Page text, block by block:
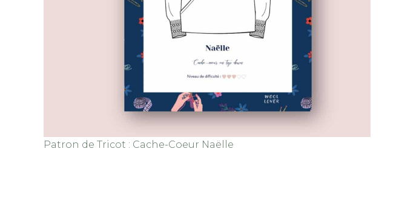
Patron de Tricot : Cache-Coeur Naëlle